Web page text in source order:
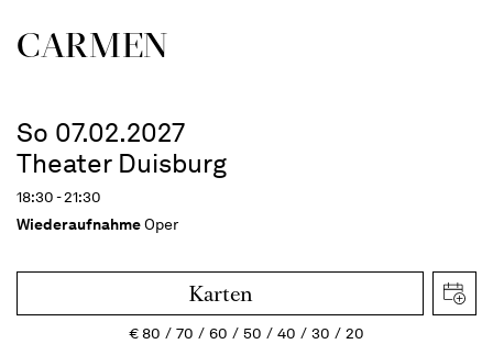
CARMEN
So 07.02.2027
Theater Duisburg
18:30 - 21:30
WiederaufnahmeOper
Karten
€80 70 60 50 40 30
20